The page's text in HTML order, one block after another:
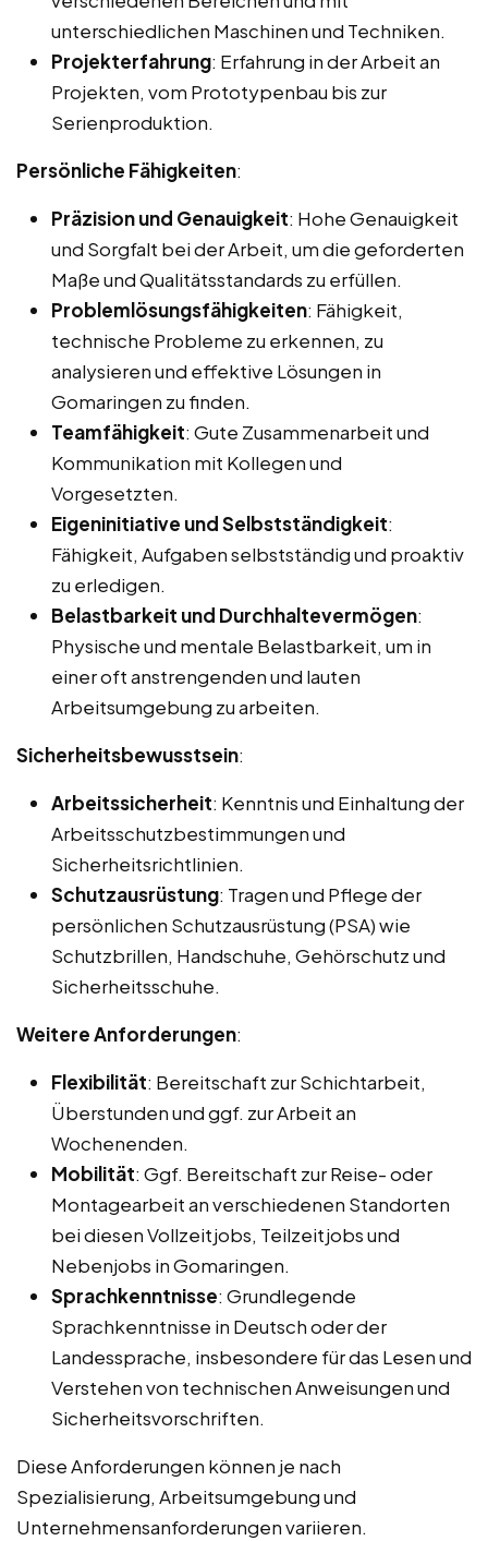
unterschiedlichen Maschinen und Techniken.
Projekterfahrung: Erfahrung in der Arbeit an
Projekten, vom Prototypenbau bis zur
Serienproduktion.
Persönliche Fähigkeiten:
Präzision und Genauigkeit: Hohe Genauigkeit
und Sorgfalt bei der Arbeit, um die geforderten
Maße und Qualitätsstandards zu erfüllen.
Problemlösungsfähigkeiten: Fähigkeit,
technische Probleme zu erkennen, zu
analysieren und effektive Lösungen in
Gomaringen zu finden.
Teamfähigkeit: Gute Zusammenarbeit und
Kommunikation mit Kollegen und
Vorgesetzten.
Eigeninitiative und Selbstständigkeit:
Fähigkeit, Aufgaben selbstständig und proaktiv
zu erledigen.
Belastbarkeit und Durchhaltevermögen:
Physische und mentale Belastbarkeit, um in
einer oft anstrengenden und lauten
Arbeitsumgebung zu arbeiten.
Sicherheitsbewusstsein:
Arbeitssicherheit: Kenntnis und Einhaltung der
Arbeitsschutzbestimmungen und
Sicherheitsrichtlinien.
Schutzausrüstung: Tragen und Pflege der
persönlichen Schutzausrüstung (PSA) wie
Schutzbrillen, Handschuhe, Gehörschutz und
Sicherheitsschuhe.
Weitere Anforderungen:
Flexibilität: Bereitschaft zur Schichtarbeit,
Überstunden und ggf. zur Arbeit an
Wochenenden.
Mobilität: Ggf. Bereitschaft zur Reise- oder
Montagearbeit an verschiedenen Standorten
bei diesen Vollzeitjobs, Teilzeitjobs und
Nebenjobs in Gomaringen.
Sprachkenntnisse: Grundlegende
Sprachkenntnisse in Deutsch oder der
Landessprache, insbesondere für das Lesen und
Verstehen von technischen Anweisungen und
Sicherheitsvorschriften.
Diese Anforderungen können je nach
Spezialisierung, Arbeitsumgebung und
Unternehmensanforderungen variieren.